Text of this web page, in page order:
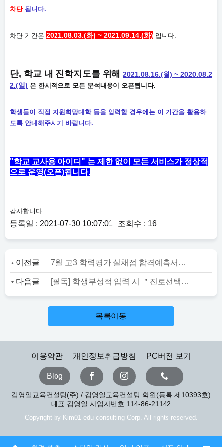
차단됩니다.
차단 기간은 2021.08.03.(화) ~ 2021.09.14.(화) 입니다.
단, 학교 내 진학지도를 위해 2021.08.16.(월) ~ 2020.08.2
2.(일) 은 한시적으로 모든 분석내용이 오픈됩니다.
학생들이 직접 지원희망대학 등을 입력할 경우에는 이 기간을 활용하
도록 안내해주시기 바랍니다.
"학교 교사용 아이디" 는 제한 없이 모든 서비스가 정상적
으로 운영(오픈)됩니다.
감사합니다.
등록일 : 2021-07-30 10:07:01 조회수 : 16
이전글 7월 고3 학력평가 실채점 합격예측서비스 오픈
다음글 [필독] 학생부성적 입력 시 ＂진로선택 과목 > 성취도 비율＂ 꼭 입력해야 합니다.
목록이동
이용약관 개인정보취급방침 PC버전 보기
Blog
김영일교육컨설팅(주) / 김영일교육컨설팅 학원(등록 제10393호)
대표:김영일 사업자번호:114-86-21142
Copyright by Kim01 edu consulting Corp. All rights reserved.